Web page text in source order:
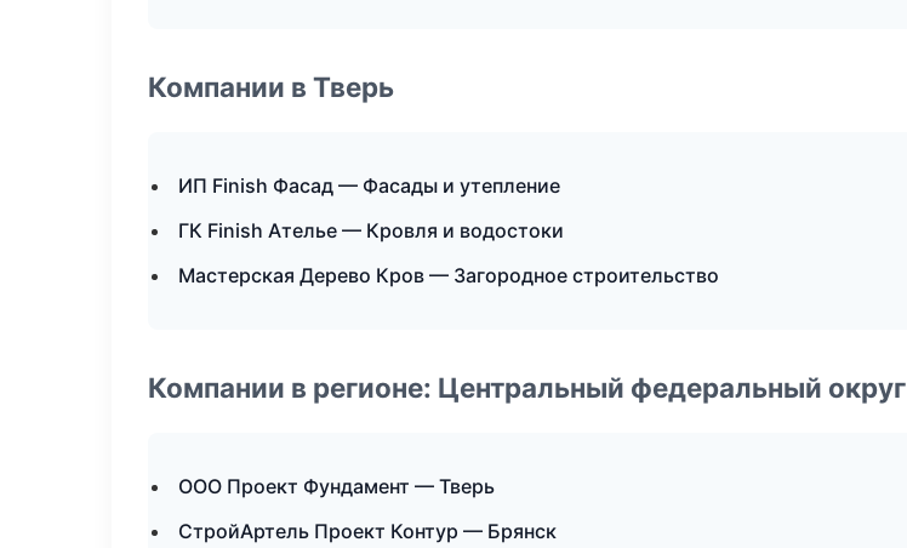
Компании в Тверь
ИП Finish Фасад — Фасады и утепление
ГК Finish Ателье — Кровля и водостоки
Мастерская Дерево Кров — Загородное строительство
Компании в регионе: Центральный федеральный округ
ООО Проект Фундамент — Тверь
СтройАртель Проект Контур — Брянск